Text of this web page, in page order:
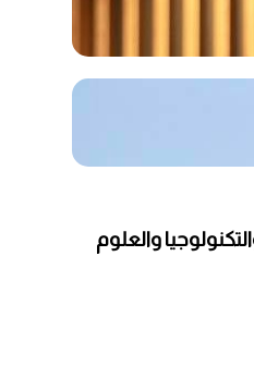
والعلوم